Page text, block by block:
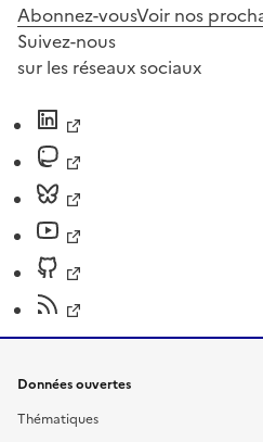
Abonnez-vousVoir nos
Suivez-nous
sur les réseaux sociaux
Données ouvertes
Thématiques